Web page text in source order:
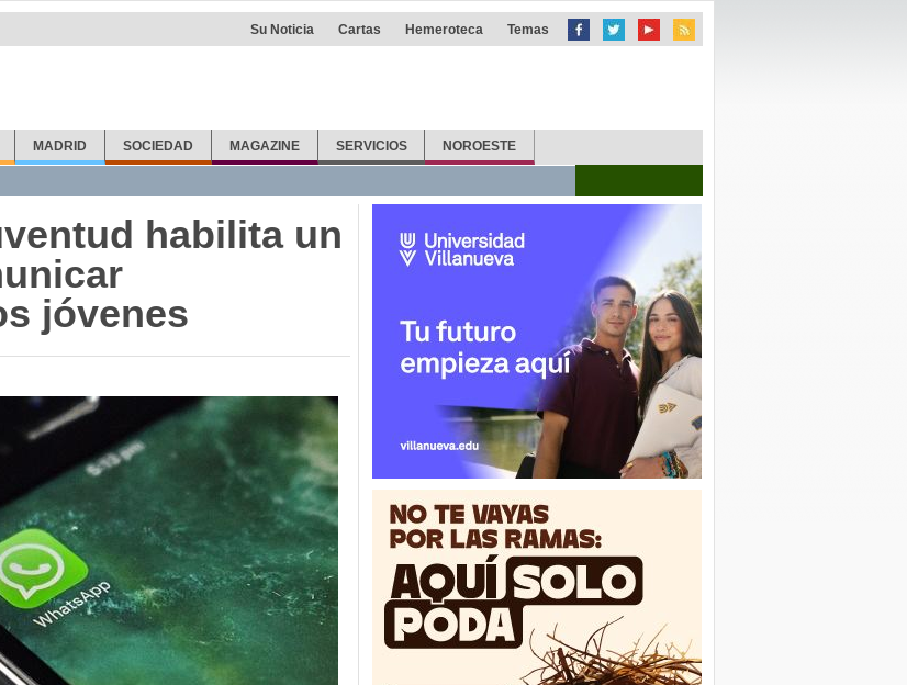
Su Noticia Cartas Hemeroteca Temas
MADRID SOCIEDAD MAGAZINE SERVICIOS NOROESTE
habilita un
jóvenes